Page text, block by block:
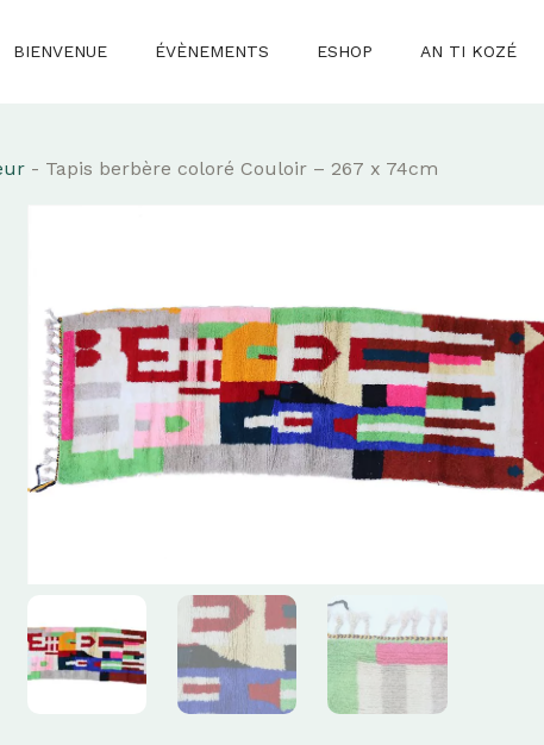
BIENVENUE ÉVÈNEMENTS ESHOP AN TI KOZÉ
- Tapis berbère coloré Couloir – 267 x 74cm